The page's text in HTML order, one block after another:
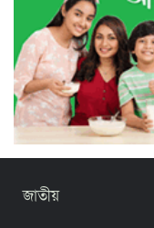
জাতীয়